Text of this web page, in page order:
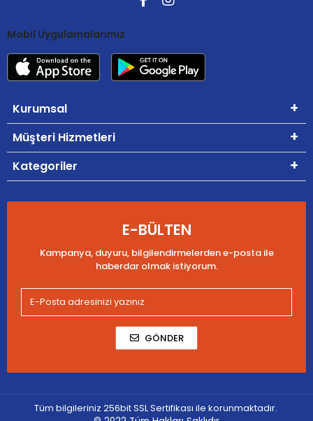
Mobil Uygulamalarımız
Kurumsal
Müşteri Hizmetleri
Kategoriler
E-BÜLTEN
Kampanya, duyuru, bilgilendirmelerden e-posta ile
haberdar olmak istiyorum.
GÖNDER
Tüm bilgileriniz 256bit SSL Sertifikası ile korunmaktadır.